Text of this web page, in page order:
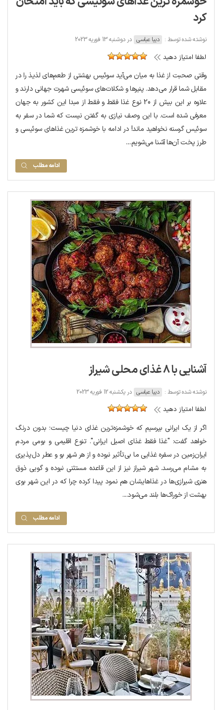
کرد
نوشته شده توسط : دیبا عباسی در دوشنبه 13 فوریه 2023
لطفا امتیاز دهید
وقتی صحبت از غذا به میان می‌آید سوئیس بهشتی از طعم‌های لذیذ را در
مقابل شما قرار می‌دهد. پنیرها و شکلات‌های سوئیسی شهرت جهانی دارند و
علاوه بر این بیش از 20 نوع غذا فقط و فقط از مبدا این کشور به جهان
معرفی شده است. با این وصف نیازی به گفتن نیست که شما در سفر به
سوئیس گرسنه نخواهید ماند! در ادامه با خوشمزه ترین غذاهای سوئیسی و
طرز پخت آن‌ها آشنا می‌شویم....
ادامه مطلب
آشنایی با 8 غذای محلی شیراز
نوشته شده توسط : دیبا عباسی در یکشنبه 12 فوریه 2023
لطفا امتیاز دهید
اگر از یک ایرانی بپرسیم که خوشمزه‌ترین غذای دنیا چیست؛ بدون درنگ
خواهد گفت: "غذا فقط غذای اصیل ایرانی". تنوع اقلیمی و بومی مردم
ایران‌زمین در سفره غذایی ما بی‌تأثیر نبوده و از هر شهر بو و عطر دل‌پذیری
به مشام می‌رسد. شهر شیراز نیز از این قاعده مستثنی نبوده و گویی ذوق
هنری شیرازی‌ها در غذاهایشان هم نمود پیدا کرده چرا که در این شهر بوی
بهشت از خوراک‌ها بلند می‌شود....
ادامه مطلب